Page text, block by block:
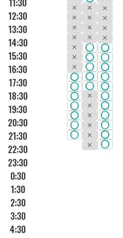
12:30
13:30
14:30
15:30
16:30
17:30
18:30
19:30
20:30
21:30
22:30
23:30
0:30
1:30
2:30
3:30
4:30